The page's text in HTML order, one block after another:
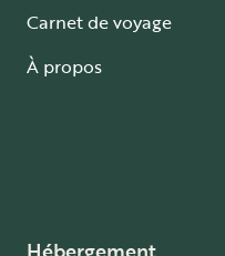
Carnet de voyage
À propos